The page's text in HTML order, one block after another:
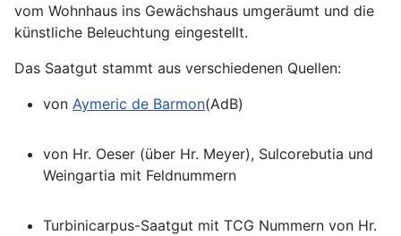
vom Wohnhaus ins Gewächshaus umgeräumt und die
künstliche Beleuchtung eingestellt.
Das Saatgut stammt aus verschiedenen Quellen:
von Aymeric de Barmon(AdB)
von Hr. Oeser (über Hr. Meyer), Sulcorebutia und
Weingartia mit Feldnummern
Turbinicarpus-Saatgut mit TCG Nummern von Hr.